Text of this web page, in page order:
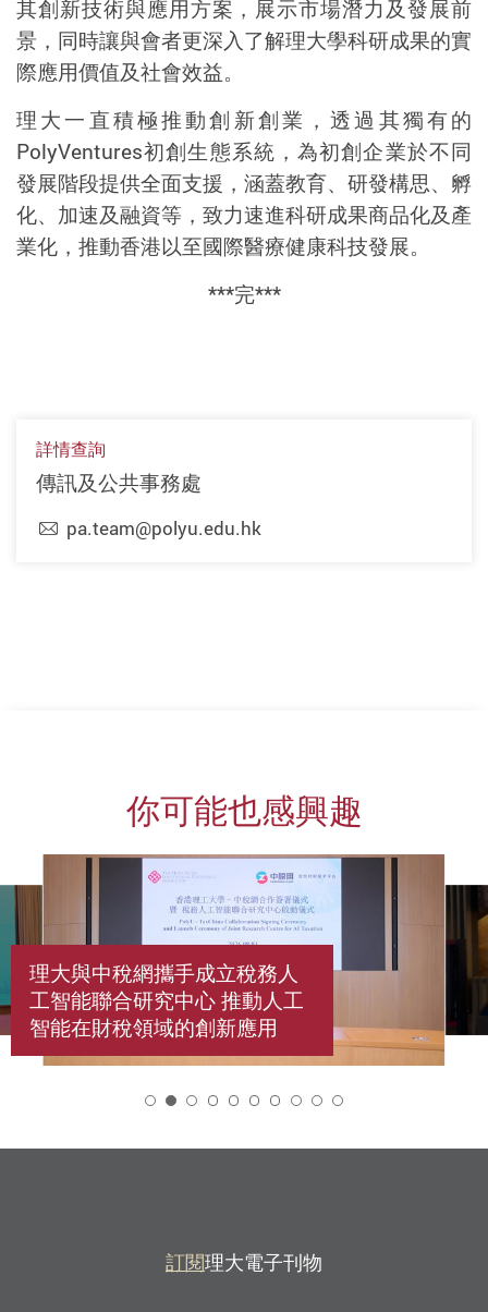
其創新技術與應用方案，展示市場潛力及發展前
景，同時讓與會者更深入了解理大學科研成果的實
際應用價值及社會效益。
理大一直積極推動創新創業，透過其獨有的
PolyVentures初創生態系統，為初創企業於不同
發展階段提供全面支援，涵蓋教育、研發構思、孵
化、加速及融資等，致力速進科研成果商品化及產
業化，推動香港以至國際醫療健康科技發展。
***完***
詳情查詢
傳訊及公共事務處
pa.team@polyu.edu.hk
你可能也感興趣
理大與中稅網攜手成立稅務人
工智能聯合研究中心 推動人工
智能在財稅領域的創新應用
訂閱理大電子刊物